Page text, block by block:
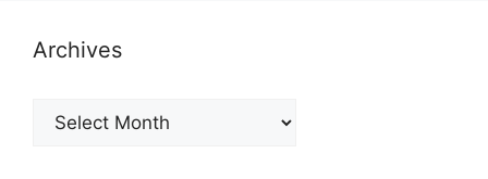
Archives
Archives